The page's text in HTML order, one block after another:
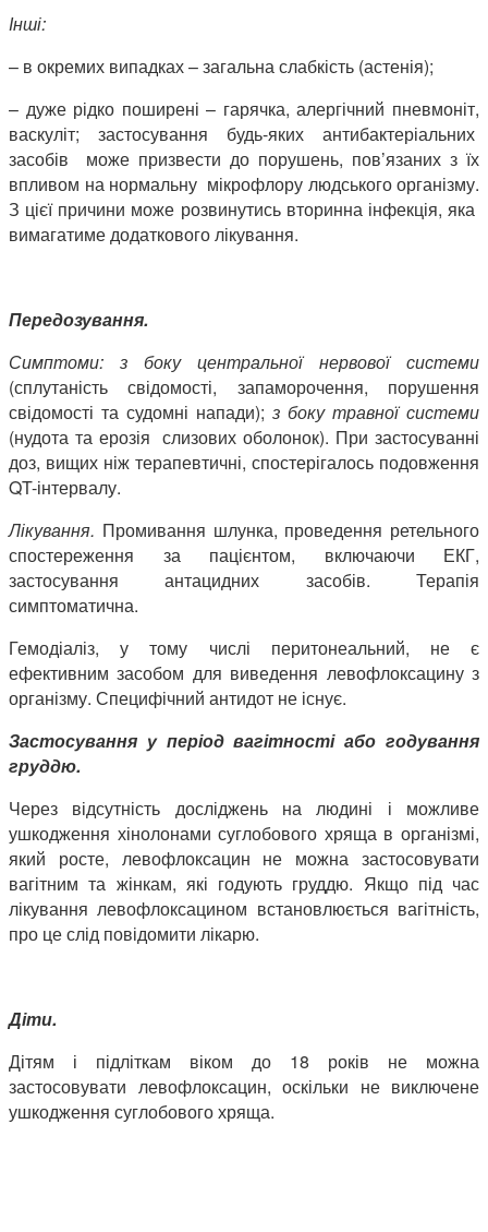
Інші:
– в окремих випадках – загальна слабкість (астенія);
– дуже рідко поширені – гарячка, алергічний пневмоніт,
васкуліт; застосування будь-яких антибактеріальних
засобів може призвести до порушень, пов’язаних з їх
впливом на нормальну мікрофлору людського організму.
З цієї причини може розвинутись вторинна інфекція, яка
вимагатиме додаткового лікування.
Передозування.
Симптоми:
з боку центральної нервової системи
(сплутаність свідомості, запаморочення, порушення
свідомості та судомні напади); з боку травної системи
(нудота та ерозія слизових оболонок). При застосуванні
доз, вищих ніж терапевтичні, спостерігалось подовження
QT-інтервалу.
Лікування. Промивання шлунка, проведення ретельного
спостереження за пацієнтом, включаючи ЕКГ,
застосування антацидних засобів. Терапія
симптоматична.
Гемодіаліз, у тому числі перитонеальний, не є
ефективним засобом для виведення левофлоксацину з
організму. Специфічний антидот не існує.
Застосування у період вагітності або годування
груддю.
Через відсутність досліджень на людині і можливе
ушкодження хінолонами суглобового хряща в організмі,
який росте, левофлоксацин не можна застосовувати
вагітним та жінкам, які годують груддю. Якщо під час
лікування левофлоксацином встановлюється вагітність,
про це слід повідомити лікарю.
Діти.
Дітям і підліткам віком до 18 років не можна
застосовувати левофлоксацин, оскільки не виключене
ушкодження суглобового хряща.